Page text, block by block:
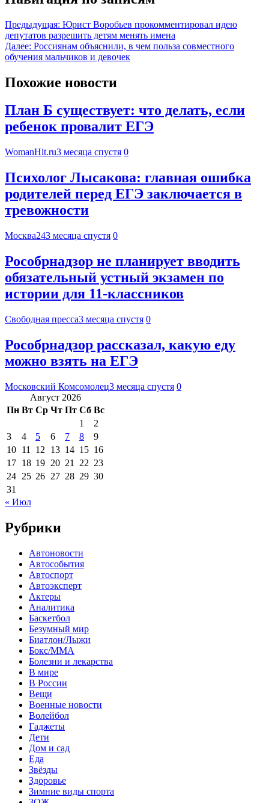
Предыдущая: Юрист Воробьев прокомментировал идею
депутатов разрешить детям менять имена
Далее: Россиянам объяснили, в чем польза совместного
обучения мальчиков и девочек
Похожие новости
План Б существует: что делать, если
ребенок провалит ЕГЭ
WomanHit.ru3 месяца спустя 0
Психолог Лысакова: главная ошибка
родителей перед ЕГЭ заключается в
тревожности
Москва243 месяца спустя 0
Рособрнадзор не планирует вводить
обязательный устный экзамен по
истории для 11-классников
Свободная пресса3 месяца спустя 0
Рособрнадзор рассказал, какую еду
можно взять на ЕГЭ
Московский Комсомолец3 месяца спустя 0
Август 2026
Пн Вт Ср Чт Пт Сб Вс
1
2
3
4 5 6 7 8
9
10 11 12 13 14 15 16
17 18 19 20 21 22 23
24 25 26 27 28 29 30
31
« Июл
Рубрики
Автоновости
Автособытия
Автоспорт
Автоэксперт
Актеры
Аналитика
Баскетбол
Безумный мир
Биатлон/Лыжи
Бокс/MMA
Болезни и лекарства
В мире
В России
Вещи
Военные новости
Волейбол
Гаджеты
Дети
Дом и сад
Еда
Звёзды
Здоровье
Зимние виды спорта